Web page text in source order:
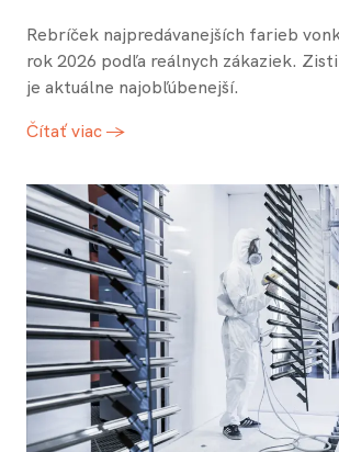
Rebríček najpredávanejších farieb
rok 2026 podľa reálnych zákaziek.
je aktuálne najobľúbenejší.
Čítať viac →